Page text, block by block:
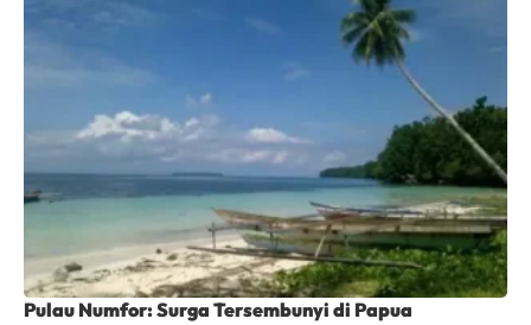
Pulau Numfor: Surga Tersembunyi di Papua